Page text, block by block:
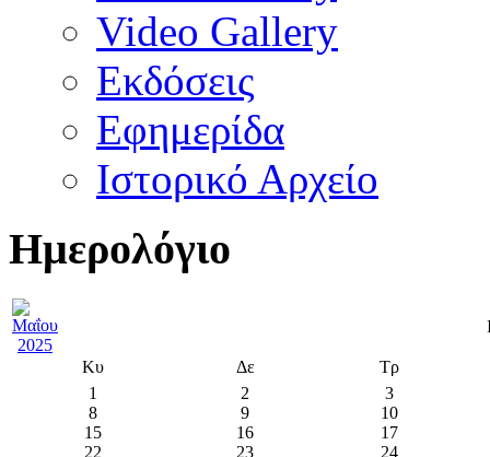
Video Gallery
Εκδόσεις
Εφημερίδα
Ιστορικό Αρχείο
Ημερολόγιο
Κυ Δε
Τρ
1
2
3
8
9
10
15
16
17
22
23
24